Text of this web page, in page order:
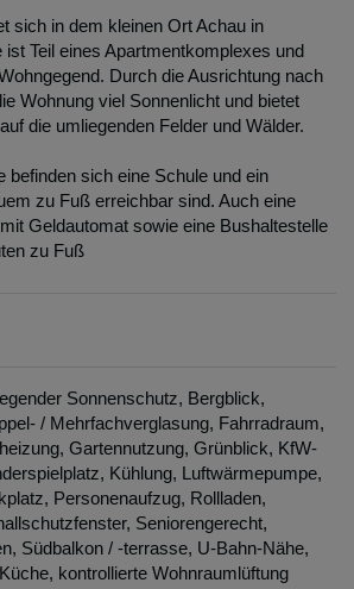
sich in dem kleinen Ort Achau in
ist Teil eines Apartmentkomplexes und
Durch die Ausrichtung nach
Wohnung viel Sonnenlicht und bietet
die umliegenden Felder und Wälder.
befinden sich eine Schule und ein
zu Fuß erreichbar sind. Auch eine
Geldautomat sowie eine Bushaltestelle
zu Fuß
Sonnenschutz Bergblick
/ Mehrfachverglasung Fahrradraum
Gartennutzung Grünblick KfW-
Kühlung Luftwärmepumpe
Personenaufzug Rollladen
Seniorengerecht
Südbalkon / -terrasse U-Bahn-Nähe
kontrollierte Wohnraumlüftung